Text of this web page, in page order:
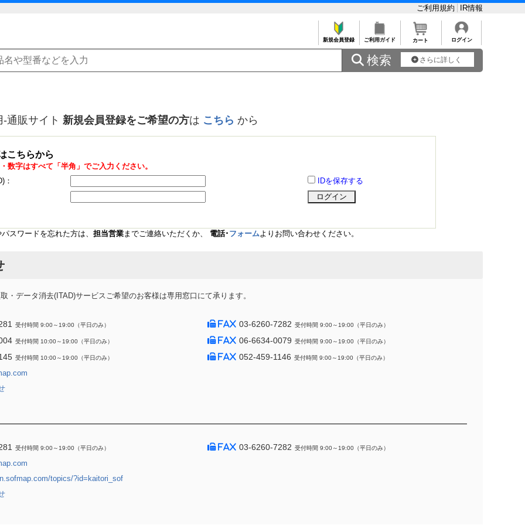
ご利用規約 IR情報
新規会員登録 ご利用ガイド カート ログイン
 検索 さらに詳しく
通販サイト 新規会員登録をご希望の方は こちら から
こちらから
数字はすべて「半角」でご入力ください。
：
IDを保存する
スワードを忘れた方は、 担当営業までご連絡いただくか、 電話･ フォームよりお問い合わせください。
データ消去(ITAD)サービスご希望のお客様は専用窓口にて承ります。
受付時間 9:00～19:00（平日のみ） 03-6260-7282 受付時間 9:00～19:00（平日のみ）
受付時間 10:00～19:00（平日のみ） 06-6634-0079 受付時間 9:00～19:00（平日のみ）
受付時間 10:00～19:00（平日のみ） 052-459-1146 受付時間 9:00～19:00（平日のみ）
受付時間 9:00～19:00（平日のみ） 03-6260-7282 受付時間 9:00～19:00（平日のみ）
topics/?id=kaitori_sof